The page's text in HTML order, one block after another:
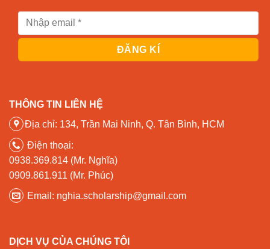
THÔNG TIN LIÊN HỆ
Địa chỉ: 134, Trần Mai Ninh, Q. Tân Bình, HCM
Điện thoại:
0938.369.814 (Mr. Nghĩa)
0909.861.911 (Mr. Phúc)
Email: nghia.scholarship@gmail.com
DỊCH VỤ CỦA CHÚNG TÔI